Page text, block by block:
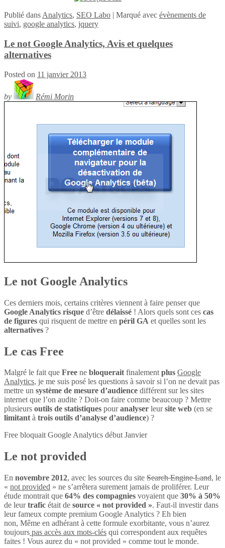
Publié dans Analytics, SEO Labo | Marqué avec évènements de
suivi, google analytics, jquery
Le not Google Analytics, Avis et quelques
alternatives
Posted on 11 janvier 2013
by Rémi Morin
Le not Google Analytics
Ces derniers mois, certains critères viennent à faire penser que
Google Analytics risque d’être délaissé ! Alors quels sont ces cas
de figures qui risquent de mettre en péril GA et quelles sont les
alternatives ?
Le cas Free
Malgré le fait que Free ne bloqueraitfinalementplus Google
Analytics, je me suis posé les questions à savoir si l’on ne devait pas
mettre un système de mesure d’audience différent sur les sites
internet que l’on audite ? Doit-on faire comme beaucoup ? Mettre
plusieurs outils de statistiques pouranalyser leursite web (en se
limitantà trois outils d’analyse d’audience) ?
Free bloquait Google Analytics début Janvier
Le not provided
En novembre 2012, avec les sources du site Search Engine Land, le
« not provided » ne s’arrêtera surement jamais de proliférer. Leur
étude montrait que 64% des compagnies voyaient que 30% à 50%
de leurtrafic était de source « not provided ». Faut-il investir dans
leur fameux compte premium Google Analytics ? Eh bien
non, Même en adhérant à cette formule exorbitante, vous n’aurez
toujours pas accès aux mots-clés qui correspondent aux requêtes
faites ! Vous aurez du « not provided » comme tout le monde.